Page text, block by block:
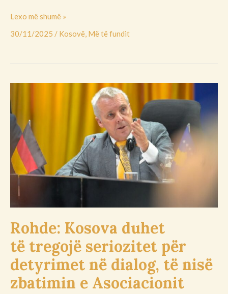
Lexo më shumë »
30/11/2025 / Kosovë Më të fundit
Rohde: Kosova duhet
të tregojë seriozitet për
detyrimet në dialog, të nisë
zbatimin e Asociacionit
Kosova
duhet
të tregojë seriozitet
për
detyrimet
në dialog,
të nisë
zbatimin
Asociacionit